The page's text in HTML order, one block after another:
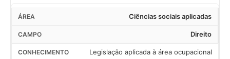
Ciências sociais aplicadas
Direito
Legislação aplicada à área ocupacional